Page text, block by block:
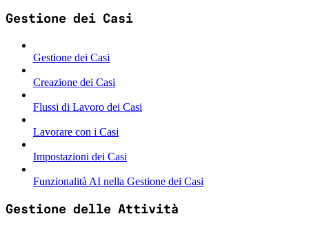
Gestione dei Casi
Gestione dei Casi
Creazione dei Casi
Flussi di Lavoro dei Casi
Lavorare con i Casi
Impostazioni dei Casi
Funzionalità AI nella Gestione dei Casi
Gestione delle Attività